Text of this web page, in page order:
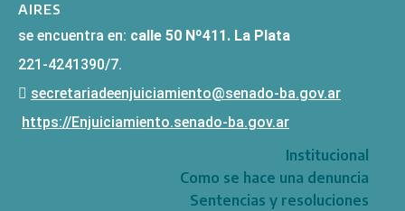
AIRES
se encuentra en: calle 50 Nº411. La Plata
221-4241390/7.
secretariadeenjuiciamiento@senado-ba.gov.ar
https://Enjuiciamiento.senado-ba.gov.ar
Institucional
Como se hace una denuncia
Sentencias y resoluciones